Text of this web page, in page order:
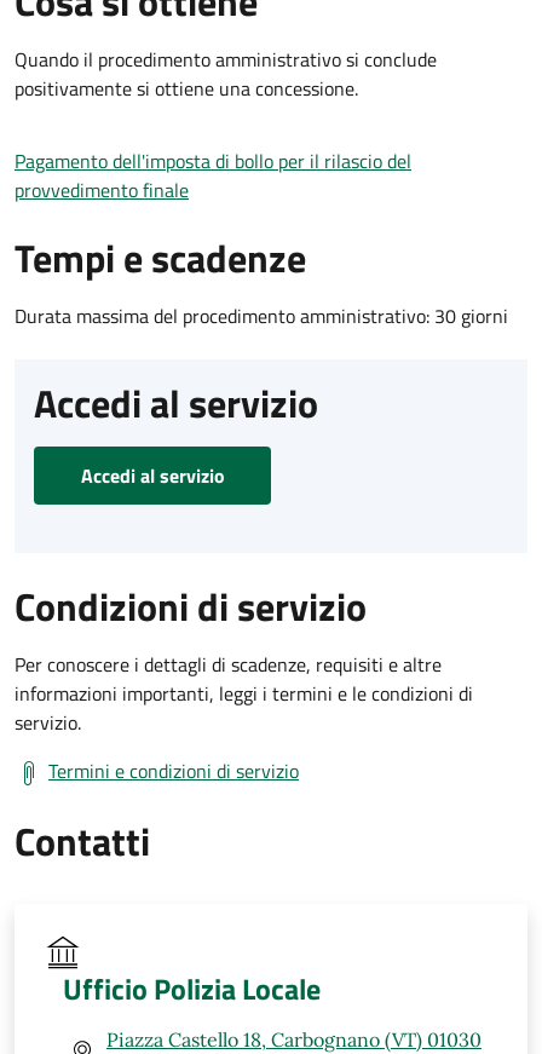
Quando il procedimento amministrativo si conclude
positivamente si ottiene una concessione.
Pagamento dell'imposta di bollo per il rilascio del
provvedimento finale
Tempi e scadenze
Durata massima del procedimento amministrativo: 30 giorni
Accedi al servizio
Accedi al servizio
Condizioni di servizio
Per conoscere i dettagli di scadenze, requisiti e altre
informazioni importanti, leggi i termini e le condizioni di
servizio.
Termini e condizioni di servizio
Contatti
Ufficio Polizia Locale
Piazza Castello 18, Carbognano (VT) 01030